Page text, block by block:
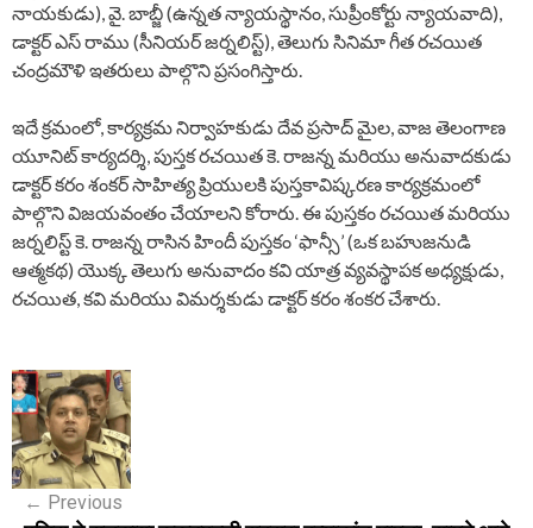
నాయకుడు), వై. బాబ్జీ (ఉన్నత న్యాయస్థానం, సుప్రీంకోర్టు న్యాయవాది),
డాక్టర్ ఎస్ రాము (సీనియర్ జర్నలిస్ట్), తెలుగు సినిమా గీత రచయిత
చంద్రమౌళి ఇతరులు పాల్గొని ప్రసంగిస్తారు.
ఇదే క్రమంలో, కార్యక్రమ నిర్వాహకుడు దేవ ప్రసాద్ మైల, వాజ తెలంగాణ
యూనిట్ కార్యదర్శి, పుస్తక రచయిత కె. రాజన్న మరియు అనువాదకుడు
డాక్టర్ కరం శంకర్ సాహిత్య ప్రియులకి పుస్తకావిష్కరణ కార్యక్రమంలో
పాల్గొని విజయవంతం చేయాలని కోరారు. ఈ పుస్తకం రచయిత మరియు
జర్నలిస్ట్ కె. రాజన్న రాసిన హిందీ పుస్తకం ‘ఫాన్సీ’ (ఒక బహుజనుడి
ఆత్మకథ) యొక్క తెలుగు అనువాదం కవి యాత్ర వ్యవస్థాపక అధ్యక్షుడు,
రచయిత, కవి మరియు విమర్శకుడు డాక్టర్ కరం శంకర చేశారు.
P
o
s
← Previous